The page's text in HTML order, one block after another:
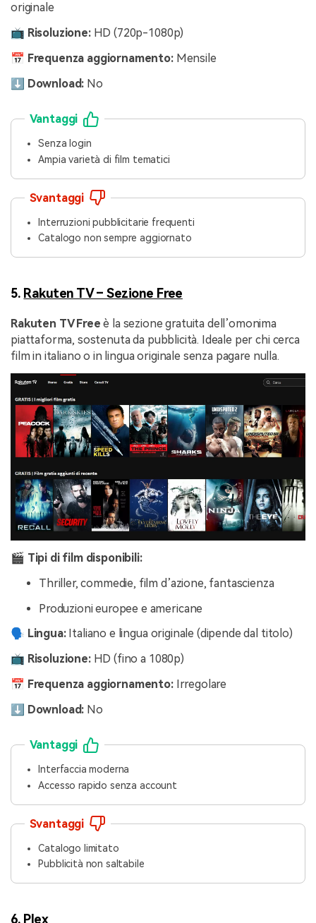
originale
📺 Risoluzione:HD (720p-1080p)
📅 Frequenza aggiornamento:Mensile
⬇️ Download: No
Vantaggi
Senza login
Ampia varietà di film tematici
Svantaggi
Interruzioni pubblicitarie frequenti
Catalogo non sempre aggiornato
5. Rakuten TV – Sezione Free
Rakuten TV Free è la sezione gratuita dell’omonima
piattaforma, sostenuta da pubblicità. Ideale per chi cerca
film in italiano o in lingua originale senza pagare nulla.
🎬 Tipi di film disponibili:
Thriller, commedie, film d’azione, fantascienza
Produzioni europee e americane
🗣️ Lingua:Italiano e lingua originale (dipende dal titolo)
📺 Risoluzione:HD (fino a 1080p)
📅 Frequenza aggiornamento:Irregolare
⬇️ Download: No
Vantaggi
Interfaccia moderna
Accesso rapido senza account
Svantaggi
Catalogo limitato
Pubblicità non saltabile
6. Plex